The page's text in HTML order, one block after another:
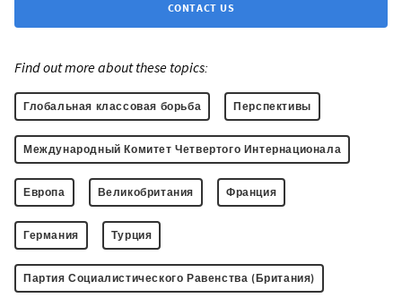
CONTACT US
Find out more about these topics:
Глобальная классовая борьба Перспективы
Международный Комитет Четвертого Интернационала
Европа Великобритания Франция
Германия Турция
Партия Социалистического Равенства (Британия)